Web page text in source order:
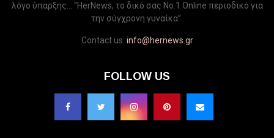
λόγο ύπαρξης... “HerNews, το δικό σας Νo.1 Online περιοδικό για
την σύγχρονη γυναίκα”.
Contact us: info@hernews.gr
FOLLOW US